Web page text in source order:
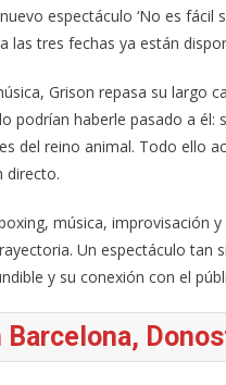
espectáculo ‘No es fácil
las tres fechas ya están
Grison repasa su largo
podrían haberle pasado a
del reino animal. Todo ello
directo.
música, improvisación
Un espectáculo tan
y su conexión con el